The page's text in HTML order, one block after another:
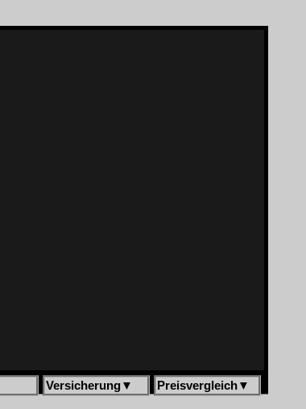
Versicherung▼ Preisvergleich▼